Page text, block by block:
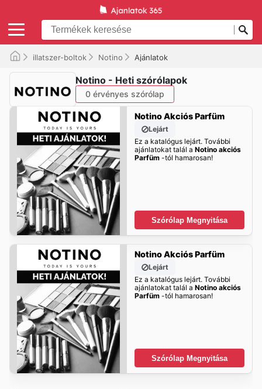
illatszer-boltok Notino Ajánlatok
Notino - Heti szórólapok
0 érvényes szórólap
Notino Akciós Parfüm
Lejárt
Ez a katalógus lejárt. További
ajánlatokat talál a Notino akciós
Parfüm-tól hamarosan!
Szórólap Megnyitása
Notino Akciós Parfüm
Lejárt
Ez a katalógus lejárt. További
ajánlatokat talál a Notino akciós
Parfüm-tól hamarosan!
Szórólap Megnyitása